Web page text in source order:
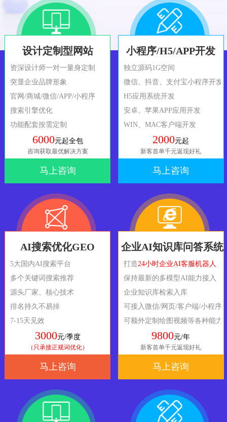
设计定制型网站
资深设计师一对一量身定制
突显企业品牌形象
官网/商城/微信/APP/小程序
搜索引擎优化
功能配套按需定制
6000元起全包
咨询获取最优解决方案
马上咨询
小程序/H5/APP开发
独立源码1G空间
微信、抖音、支付宝小程序开发
H5应用系统开发
安卓、苹果APP应用开发
WIN、MAC客户端开发
2000元起
新客首单千元返现好礼
马上咨询
AI搜索优化GEO
5大国内AI搜索平台
多个关键词搜索推荐
源头厂家、核心技术
排名持久不易掉
7-15天见效
3000元/季度
（只承接正规词优化）
马上咨询
企业AI知识库问答系统
打造24小时企业AI客服机器人
保持最新的多模型AI能力接入
企业知识库检索入库
可接入微信/网页/客户端/小程序
可额外定制绘图视频等各种能力
9800元/年
新客首单千元返现好礼
马上咨询